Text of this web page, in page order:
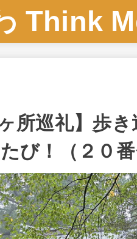
Think
所巡礼】歩
び！（２０番